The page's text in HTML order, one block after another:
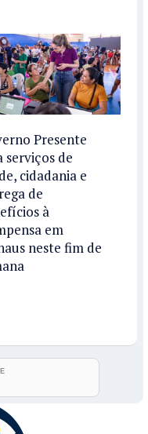
Presente
serviços de
cidadania e
de
à
em
neste fim de